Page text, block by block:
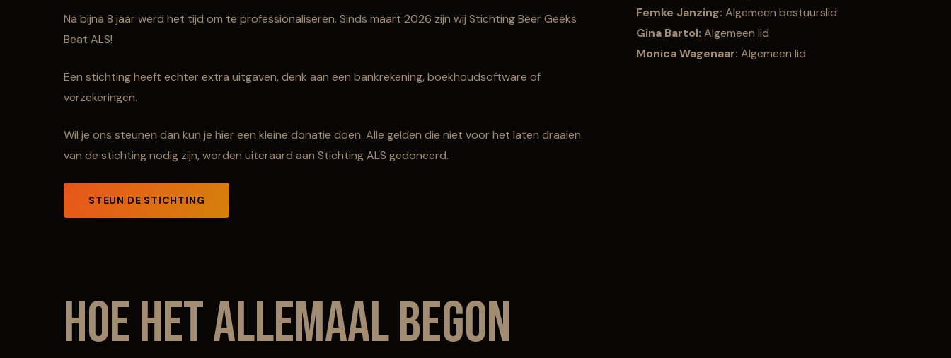
Na bijna 8 jaar werd het tijd om te professionaliseren. Sinds maart 2026 zijn wij Stichting Beer Geeks
Beat ALS!
Een stichting heeft echter extra uitgaven, denk aan een bankrekening, boekhoudsoftware of
verzekeringen.
Wil je ons steunen dan kun je hier een kleine donatie doen. Alle gelden die niet voor het laten draaien
van de stichting nodig zijn, worden uiteraard aan Stichting ALS gedoneerd.
STEUN DE STICHTING
Femke Janzing: Algemeen bestuurslid
Gina Bartol: Algemeen lid
Monica Wagenaar: Algemeen lid
Hoe het allemaal begon